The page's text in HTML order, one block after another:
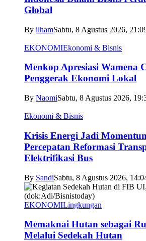
Global
By ilhamSabtu, 8 Agustus 2026,
EKONOMIEkonomi & Bisnis
Menkop Apresiasi Wamena
Penggerak Ekonomi Lokal
By NaomiSabtu, 8 Agustus 2026,
Ekonomi & Bisnis
Krisis Energi Jadi
Percepatan Reformasi
Elektrifikasi Bus
By SandiSabtu, 8 Agustus 2026,
EKONOMILingkungan
Memaknai Hutan sebagai
Melalui Sedekah Hutan